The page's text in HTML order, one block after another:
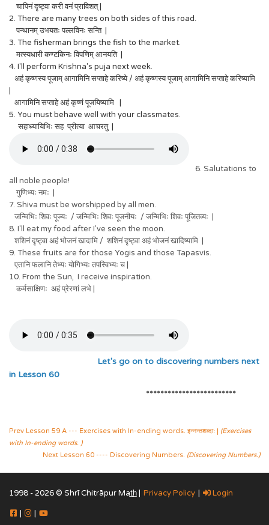
चापिनं दृष्ट्वा करी वनं प्राविशत् |
2. There are many trees on both sides of this road.
पन्थानम् उभयतः पल्लविनः सन्ति |
3. The fisherman brings the fish to the market.
मत्स्यधारी कण्टकिनः विपणिम् आनयति |
4. I'll perform Krishna's puja next week.
अहं कृष्णस्य पूजाम् आगामिनि सप्ताहे करिष्ये / अहं कृष्णस्य पूजाम् आगामिनि सप्ताहे करिष्यामि
|
आगामिनि सप्ताहे अहं कृष्णं पूजयिष्यामि |
5. You must behave well with your classmates.
सहाध्यायिभिः सह प्रीत्या आचरतु |
6. Salutations to
all noble people!
गुणिभ्यः नमः |
7. Shiva must be worshipped by all men.
जन्मिभिः शिवः पूज्यः / जन्मिभिः शिवः पूजनीयः / जन्मिभिः शिवः पूजितव्यः |
8. I'll eat my food after I've seen the moon.
शशिनं दृष्ट्वा अहं भोजनं खादामि / शशिनं दृष्ट्वा अहं भोजनं खादिष्यामि |
9. These fruits are for those Yogis and those Tapasvis.
एतानि फलानि तेभ्यः योगिभ्यः तपस्विभ्यः च |
10. From the Sun, I receive inspiration.
कर्मसाक्षिणः अहं प्रेरणां लभे |
Let's go on to discovering numbers next
in Lesson 60
*************************
Prev Lesson 59 A --- Exercises with In-ending words. इन्नन्तशब्दाः | (Exercises
with In-ending words. )
Next Lesson 60 ---- Discovering Numbers. (Discovering Numbers.)
1998 - 2026 © Shrī Chitrāpur Mat̲h̲ | Privacy Policy | Login
| |